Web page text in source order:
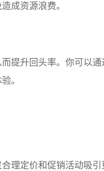
成资源浪费。
提升回头率。你可以
。
理定价和促销活动吸